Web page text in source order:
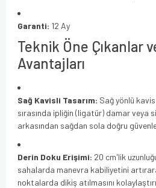
Garanti: 12 Ay
Teknik Öne Çıkanlar
Avantajları
Sağ Kavisli Tasarım: Sağ yönlü
sırasında ipliğin (ligatür) damar veya
arkasından sağdan sola doğru
Derin Doku Erişimi: 20 cm'lik
sahalarda manevra kabiliyetini
noktalarda dikiş atılmasını